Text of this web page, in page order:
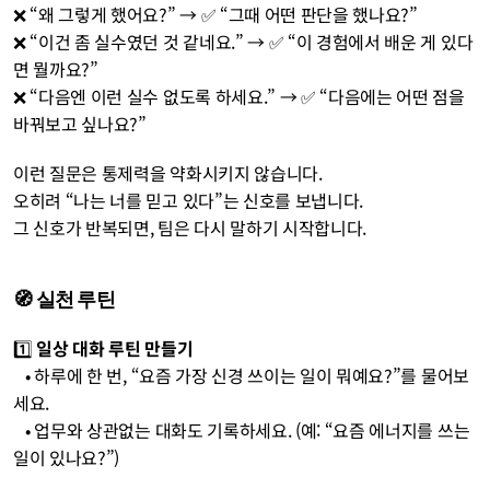
❌ “왜 그렇게 했어요?” → ✅ “그때 어떤 판단을 했나요?”
❌ “이건 좀 실수였던 것 같네요.” → ✅ “이 경험에서 배운 게 있다
면 뭘까요?”
❌ “다음엔 이런 실수 없도록 하세요.” → ✅ “다음에는 어떤 점을
바꿔보고 싶나요?”
이런 질문은 통제력을 약화시키지 않습니다.
오히려 “나는 너를 믿고 있다”는 신호를 보냅니다.
그 신호가 반복되면, 팀은 다시 말하기 시작합니다.
🧭 실천 루틴
1️⃣ 일상 대화 루틴 만들기
• 하루에 한 번, “요즘 가장 신경 쓰이는 일이 뭐예요?”를 물어보
세요.
• 업무와 상관없는 대화도 기록하세요. (예: “요즘 에너지를 쓰는
일이 있나요?”)